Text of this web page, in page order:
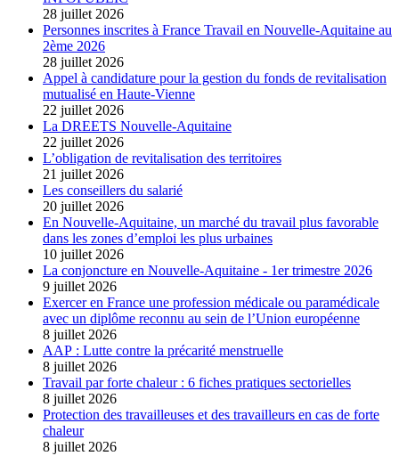
28 juillet 2026
Personnes inscrites à France Travail en Nouvelle-Aquitaine au
2ème 2026
28 juillet 2026
Appel à candidature pour la gestion du fonds de revitalisation
mutualisé en Haute-Vienne
22 juillet 2026
La DREETS Nouvelle-Aquitaine
22 juillet 2026
L’obligation de revitalisation des territoires
21 juillet 2026
Les conseillers du salarié
20 juillet 2026
En Nouvelle-Aquitaine, un marché du travail plus favorable
dans les zones d’emploi les plus urbaines
10 juillet 2026
La conjoncture en Nouvelle-Aquitaine - 1er trimestre 2026
9 juillet 2026
Exercer en France une profession médicale ou paramédicale
avec un diplôme reconnu au sein de l’Union européenne
8 juillet 2026
AAP : Lutte contre la précarité menstruelle
8 juillet 2026
Travail par forte chaleur : 6 fiches pratiques sectorielles
8 juillet 2026
Protection des travailleuses et des travailleurs en cas de forte
chaleur
8 juillet 2026